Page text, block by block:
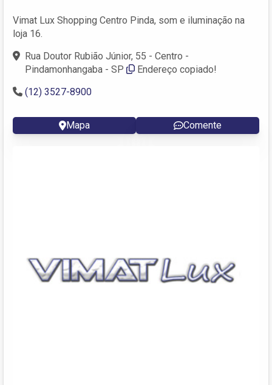
Vimat Lux Shopping Centro Pinda, som e iluminação na
loja 16.
Rua Doutor Rubião Júnior, 55 - Centro -
Pindamonhangaba - SP
Endereço copiado!
(12) 3527-8900
Mapa Comente